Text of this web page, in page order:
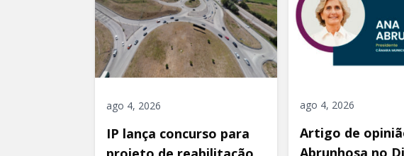
ago 4, 2026
IP lança concurso para
ago 4, 2026
Artigo de
Abrunhosa no